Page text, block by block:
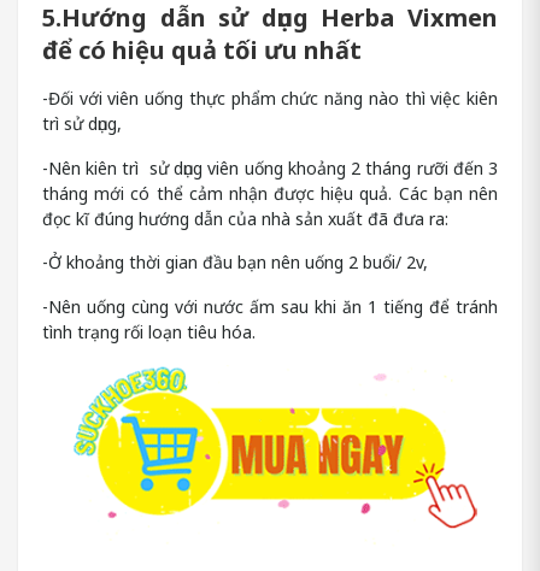
5.Hướng dẫn sử dụng Herba Vixmen
để có hiệu quả tối ưu nhất
-Đối với viên uống thực phẩm chức năng nào thì việc kiên
trì sử dụng,
-Nên kiên trì sử dụng viên uống khoảng 2 tháng rưỡi đến 3
tháng mới có thể cảm nhận được hiệu quả. Các bạn nên
đọc kĩ đúng hướng dẫn của nhà sản xuất đã đưa ra:
-Ở khoảng thời gian đầu bạn nên uống 2 buổi/ 2v,
-Nên uống cùng với nước ấm sau khi ăn 1 tiếng để tránh
tình trạng rối loạn tiêu hóa.